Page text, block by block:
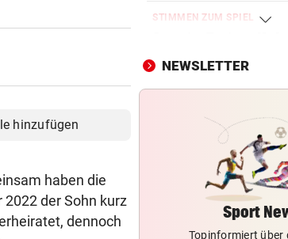
hinzufügen
haben die
der Sohn kurz
dennoch
STIMMEN ZUM SPIEL
uns besser!“
EUROPA-LEAGUE-QUALI
Last-Minute-Sieg
STIMMEN ZUM SPIEL
Sportboss Katzer:
superhappy nach
ORKAN, KEIN STROM & CO
NEWSLETTER
Sport
Topinformiert über